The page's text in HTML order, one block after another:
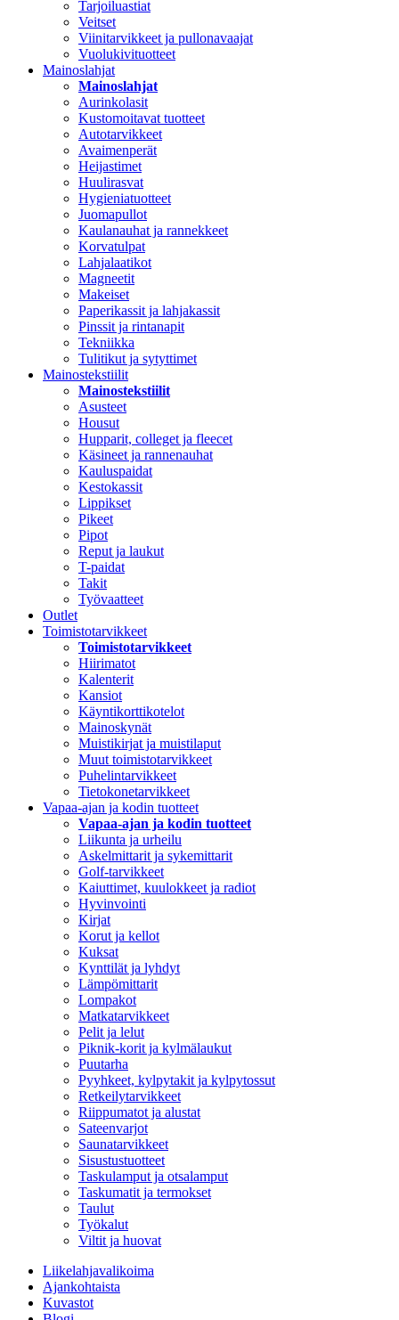
Tarjoiluastiat
Veitset
Viinitarvikkeet ja pullonavaajat
Vuolukivituotteet
Mainoslahjat
Mainoslahjat
Aurinkolasit
Kustomoitavat tuotteet
Autotarvikkeet
Avaimenperät
Heijastimet
Huulirasvat
Hygieniatuotteet
Juomapullot
Kaulanauhat ja rannekkeet
Korvatulpat
Lahjalaatikot
Magneetit
Makeiset
Paperikassit ja lahjakassit
Pinssit ja rintanapit
Tekniikka
Tulitikut ja sytyttimet
Mainostekstiilit
Mainostekstiilit
Asusteet
Housut
Hupparit, colleget ja fleecet
Käsineet ja rannenauhat
Kauluspaidat
Kestokassit
Lippikset
Pikeet
Pipot
Reput ja laukut
T-paidat
Takit
Työvaatteet
Outlet
Toimistotarvikkeet
Toimistotarvikkeet
Hiirimatot
Kalenterit
Kansiot
Käyntikorttikotelot
Mainoskynät
Muistikirjat ja muistilaput
Muut toimistotarvikkeet
Puhelintarvikkeet
Tietokonetarvikkeet
Vapaa-ajan ja kodin tuotteet
Vapaa-ajan ja kodin tuotteet
Liikunta ja urheilu
Askelmittarit ja sykemittarit
Golf-tarvikkeet
Kaiuttimet, kuulokkeet ja radiot
Hyvinvointi
Kirjat
Korut ja kellot
Kuksat
Kynttilät ja lyhdyt
Lämpömittarit
Lompakot
Matkatarvikkeet
Pelit ja lelut
Piknik-korit ja kylmälaukut
Puutarha
Pyyhkeet, kylpytakit ja kylpytossut
Retkeilytarvikkeet
Riippumatot ja alustat
Sateenvarjot
Saunatarvikkeet
Sisustustuotteet
Taskulamput ja otsalamput
Taskumatit ja termokset
Taulut
Työkalut
Viltit ja huovat
Liikelahjavalikoima
Ajankohtaista
Kuvastot